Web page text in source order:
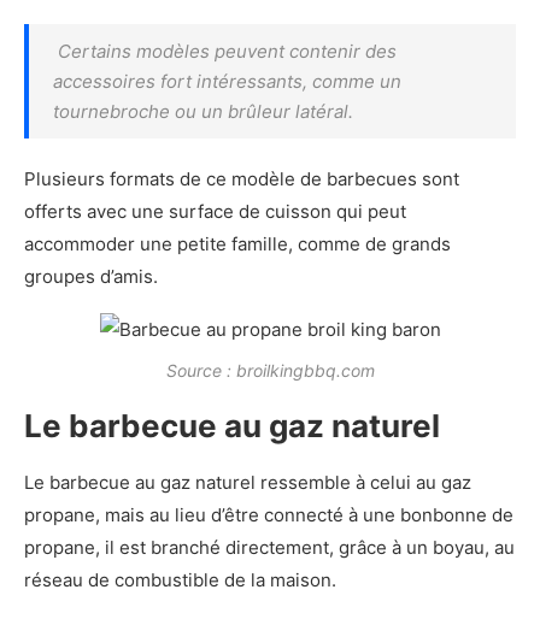
Certains modèles peuvent contenir des
accessoires fort intéressants, comme un
tournebroche ou un brûleur latéral.
Plusieurs formats de ce modèle de barbecues sont
offerts avec une surface de cuisson qui peut
accommoder une petite famille, comme de grands
groupes d’amis.
Source : broilkingbbq.com
Le barbecue au gaz naturel
Le barbecue au gaz naturel ressemble à celui au gaz
propane, mais au lieu d’être connecté à une bonbonne de
propane, il est branché directement, grâce à un boyau, au
réseau de combustible de la maison.